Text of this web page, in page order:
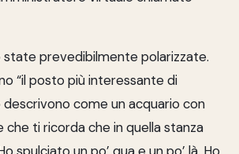
state prevedibilmente polarizzate.
“il posto più interessante di
descrivono come un acquario con
che ti ricorda che in quella stanza
spulciato un po’ qua e un po’ là. Ho